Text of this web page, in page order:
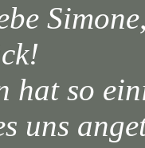
hat so
uns